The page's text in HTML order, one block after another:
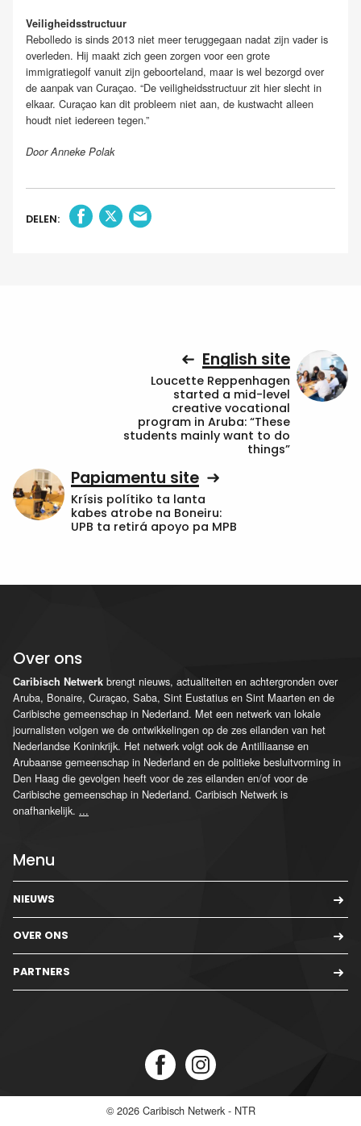
Veiligheidsstructuur
Rebolledo is sinds 2013 niet meer teruggegaan nadat zijn vader is
overleden. Hij maakt zich geen zorgen voor een grote
immigratiegolf vanuit zijn geboorteland, maar is wel bezorgd over
de aanpak van Curaçao. “De veiligheidsstructuur zit hier slecht in
elkaar. Curaçao kan dit probleem niet aan, de kustwacht alleen
houdt niet iedereen tegen.”
Door Anneke Polak
DELEN:
English site
Loucette Reppenhagen
started a mid-level
creative vocational
program in Aruba: “These
students mainly want to do
things”
Papiamentu site
Krísis polítiko ta lanta
kabes atrobe na Boneiru:
UPB ta retirá apoyo pa MPB
Over ons
Caribisch Netwerk brengt nieuws, actualiteiten en achtergronden over
Aruba, Bonaire, Curaçao, Saba, Sint Eustatius en Sint Maarten en de
Caribische gemeenschap in Nederland. Met een netwerk van lokale
journalisten volgen we de ontwikkelingen op de zes eilanden van het
Nederlandse Koninkrijk. Het netwerk volgt ook de Antilliaanse en
Arubaanse gemeenschap in Nederland en de politieke besluitvorming in
Den Haag die gevolgen heeft voor de zes eilanden en/of voor de
Caribische gemeenschap in Nederland. Caribisch Netwerk is
onafhankelijk. ...
Menu
NIEUWS
OVER ONS
PARTNERS
© 2026 Caribisch Netwerk - NTR